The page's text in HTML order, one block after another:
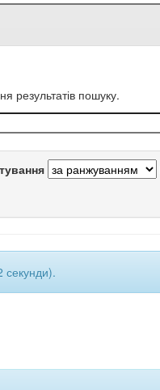
результатів пошуку.
секунди).